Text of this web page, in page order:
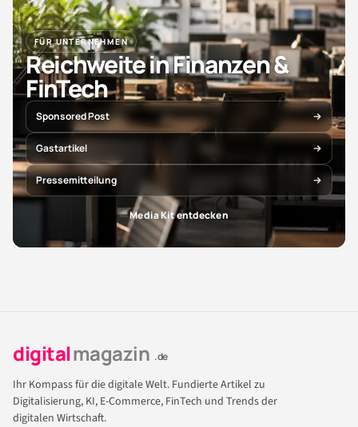
FÜR UNTERNEHMEN
Reichweite in Finanzen &
FinTech
Sponsored Post
Gastartikel
Pressemitteilung
Media Kit entdecken
digitalmagazin .de
Ihr Kompass für die digitale Welt. Fundierte Artikel zu
Digitalisierung, KI, E-Commerce, FinTech und Trends der
digitalen Wirtschaft.